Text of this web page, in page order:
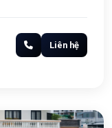
Liên hệ